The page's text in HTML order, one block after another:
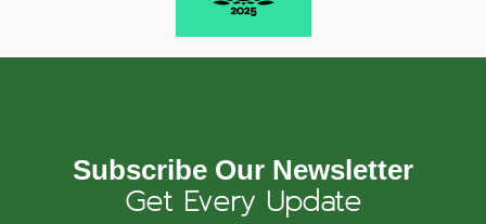
Subscribe Our Newsletter
Get Every Update